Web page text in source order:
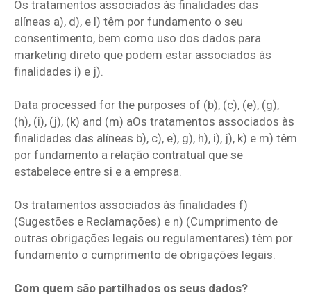
Os tratamentos associados às finalidades das
alíneas a), d), e l) têm por fundamento o seu
consentimento, bem como uso dos dados para
marketing direto que podem estar associados às
finalidades i) e j).
Data processed for the purposes of (b), (c), (e), (g),
(h), (i), (j), (k) and (m) aOs tratamentos associados às
finalidades das alíneas b), c), e), g), h), i), j), k) e m) têm
por fundamento a relação contratual que se
estabelece entre si e a empresa.
Os tratamentos associados às finalidades f)
(Sugestões e Reclamações) e n) (Cumprimento de
outras obrigações legais ou regulamentares) têm por
fundamento o cumprimento de obrigações legais.
Com quem são partilhados os seus dados?